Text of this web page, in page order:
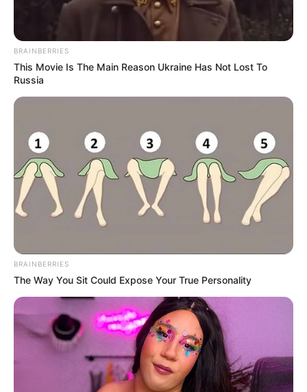
BRAINBERRIES
This Movie Is The Main Reason Ukraine Has Not Lost To
Russia
BRAINBERRIES
The Way You Sit Could Expose Your True Personality